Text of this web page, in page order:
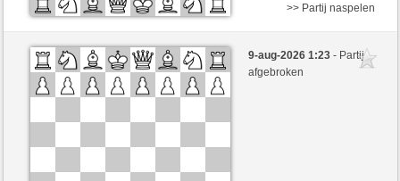
Zwart
Tiritus1 (1300)
Wit
Lavalangaperfetta (1585)
>> Partij naspelen
9-aug-2026 1:23- Partij
afgebroken